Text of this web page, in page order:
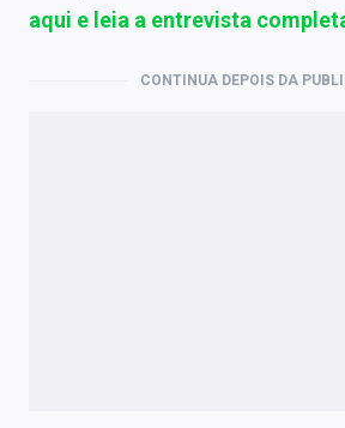
aqui e leia a entrevista
CONTINUA DEPOIS DA